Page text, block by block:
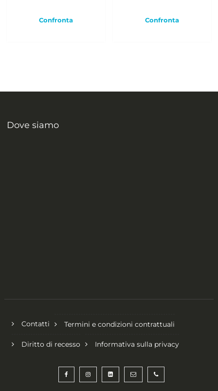
Confronta Confronta
Dove siamo
Contatti Termini e condizioni contrattuali
Diritto di recesso Informativa sulla privacy